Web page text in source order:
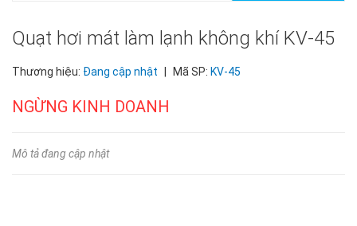
Quạt hơi mát làm lạnh không khí KV-45
Thương hiệu: Đang cập nhật Mã SP: KV-45
NGỪNG KINH DOANH
Mô tả đang cập nhật